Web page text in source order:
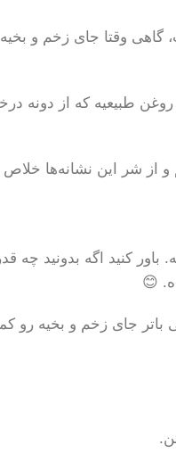
وقتا جای زخم و
روغن طبیعیه که از
شر این نشانه‌ها خلاص
کنید اگه بدونید چه
😊
باتر جای زخم و بخیه رو